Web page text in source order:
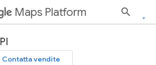
Maps Platform
Contatta vendite